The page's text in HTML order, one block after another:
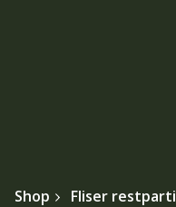
Shop Fliser restparti